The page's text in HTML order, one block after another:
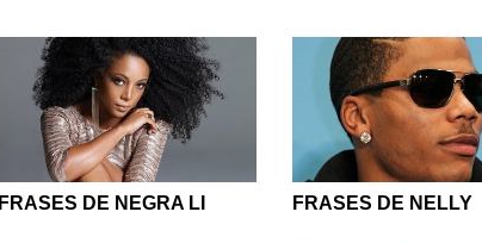
FRASES DE NEGRA LI FRASES DE NELLY